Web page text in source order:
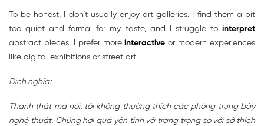
To be honest, I don’t usually enjoy art galleries. I find them a bit
too quiet and formal for my taste, and I struggle tointerpret
abstract pieces. I prefer moreinteractive or modern experiences
like digital exhibitions or street art.
Dịch nghĩa:
Thành thật mà nói, tôi không thường thích các phòng trưng bày
nghệ thuật. Chúng hơi quá yên tĩnh và trang trọng so với sở thích